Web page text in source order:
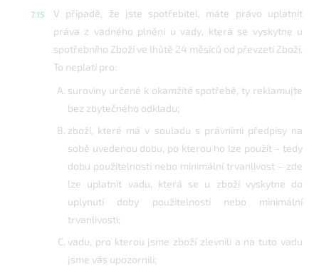
V případě, že jste spotřebitel, máte právo uplatnit
práva z vadného plnění u vady, která se vyskytne u
spotřebního Zboží ve lhůtě 24 měsíců od převzetí Zboží.
To neplatí pro:
suroviny určené k okamžité spotřebě, ty reklamujte
bez zbytečného odkladu;
zboží, které má v souladu s právními předpisy na
sobě uvedenou dobu, po kterou ho lze použít – tedy
dobu použitelnosti nebo minimální trvanlivost – zde
lze uplatnit vadu, která se u zboží vyskytne do
uplynutí doby použitelnosti nebo minimální
trvanlivosti;
vadu, pro kterou jsme zboží zlevnili a na tuto vadu
jsme vás upozornili;